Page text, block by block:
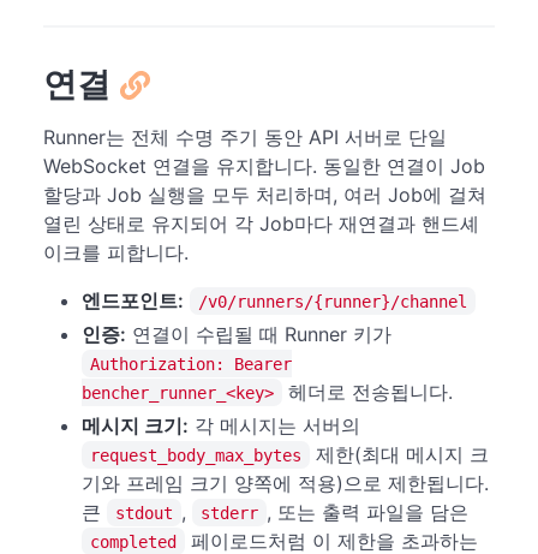
연결
Runner는 전체 수명 주기 동안 API 서버로 단일
WebSocket 연결을 유지합니다. 동일한 연결이 Job
할당과 Job 실행을 모두 처리하며, 여러 Job에 걸쳐
열린 상태로 유지되어 각 Job마다 재연결과 핸드셰
이크를 피합니다.
엔드포인트:
/v0/runners/{runner}/channel
인증: 연결이 수립될 때 Runner 키가
Authorization: Bearer
bencher_runner_<key>
헤더로 전송됩니다.
메시지 크기: 각 메시지는 서버의
request_body_max_bytes
제한(최대 메시지 크
기와 프레임 크기 양쪽에 적용)으로 제한됩니다.
큰
stdout , stderr , 또는 출력 파일을 담은
completed
페이로드처럼 이 제한을 초과하는